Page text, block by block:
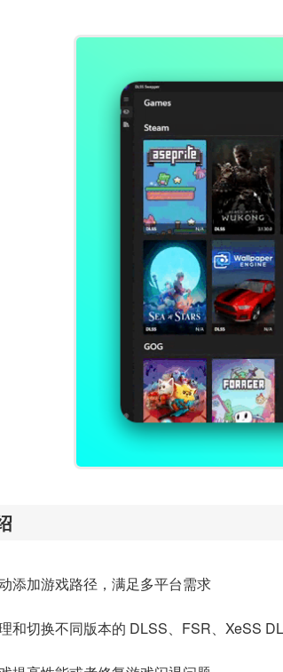
添加游戏路径，满足多平台需求
和切换不同版本的 DLSS、FSR、XeSS